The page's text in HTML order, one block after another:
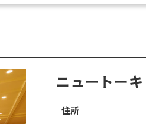
ニュートー
住所